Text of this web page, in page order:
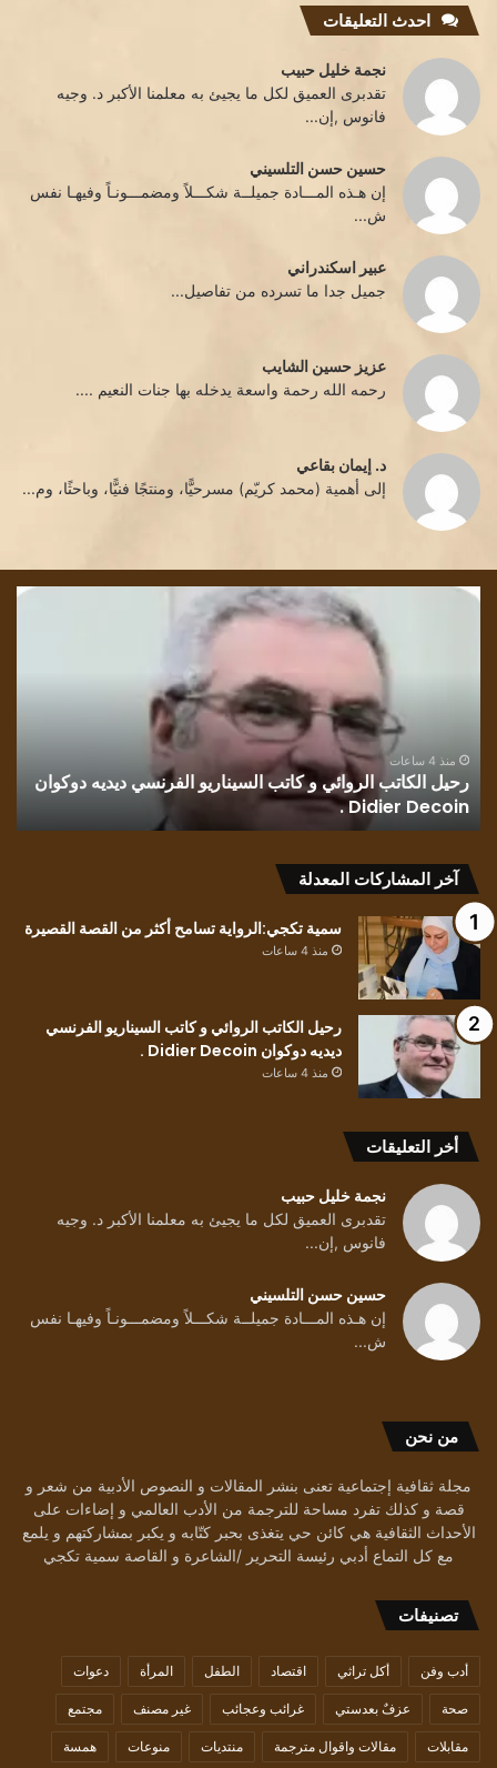
احدث التعليقات
نجمة خليل حبيب
تقدبرى العميق لكل ما يجيئ به معلمنا الأكبر د. وجيه
فانوس ,إن...
حسين حسن التلسيني
إن هـذه المـــادة جميلــة شكـــلاً ومضمـــونـاً وفيهـا نفس
ش...
عبير اسكندراني
جميل جدا ما تسرده من تفاصيل...
عزيز حسين الشايب
رحمه الله رحمة واسعة يدخله بها جنات النعيم ....
د. إيمان بقاعي
إلى أهمية (محمد كريّم) مسرحيًّا، ومنتجًا فنيًّا، وباحثًا، وم...
قراءة
الفلسطيني
محمد
حسين..
منذ 5 ساعات
قراءة في رواية رسائل بلون وطن.. للكاتب الفلسطيني محمد
حسين..
آخر المشاركات المعدلة
سمية تكجي:الرواية تسامح أكثر من القصة القصيرة
منذ 4 ساعات
رحيل الكاتب الروائي و كاتب السيناريو الفرنسي
ديديه دوكوان Didier Decoin .
منذ 4 ساعات
أخر التعليقات
نجمة خليل حبيب
تقدبرى العميق لكل ما يجيئ به معلمنا الأكبر د. وجيه
فانوس ,إن...
حسين حسن التلسيني
إن هـذه المـــادة جميلــة شكـــلاً ومضمـــونـاً وفيهـا نفس
ش...
من نحن
مجلة ثقافية إجتماعية تعنى بنشر المقالات و النصوص الأدبية من شعر و
قصة و كذلك تفرد مساحة للترجمة من الأدب العالمي و إضاءات على
الأحداث الثقافية هي كائن حي يتغذى بحبر كتّابه و يكبر بمشاركتهم و يلمع
مع كل التماع أدبي رئيسة التحرير /الشاعرة و القاصة سمية تكجي
تصنيفات
أدب وفن أكل تراثي اقتصاد الطفل المرأة دعوات
صحة عزفٌ بعدستي غرائب وعجائب غير مصنف مجتمع
مقابلات مقالات واقوال مترجمة منتديات منوعات همسة